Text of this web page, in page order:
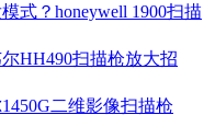
？honeywell 1900扫描
尔HH490扫描枪放大招
二维影像扫描枪